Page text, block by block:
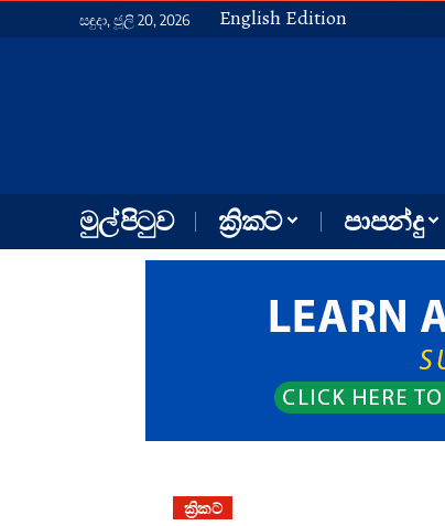
සඳුදා, ජූලි 20, 2026 English Edition
මුල් පිටුව ක්‍රිකට් පාපන්දු
ක්‍රිකට්